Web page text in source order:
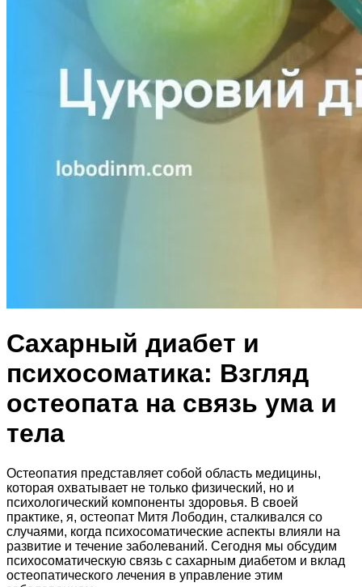
Сахарный диабет и
психосоматика: Взгляд
остеопата на связь ума и
тела
Остеопатия представляет собой область медицины,
которая охватывает не только физический, но и
психологический компоненты здоровья. В своей
практике, я, остеопат Митя Лободин, сталкивался со
случаями, когда психосоматические аспекты влияли на
развитие и течение заболеваний. Сегодня мы обсудим
психосоматическую связь с сахарным диабетом и вклад
остеопатического лечения в управление этим